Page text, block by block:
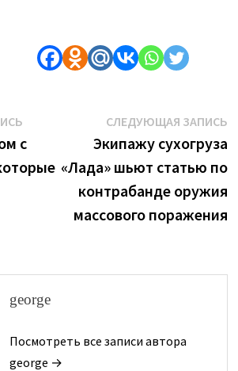
Предыдущая
запись:
с
СЛЕДУЮЩАЯ ЗАПИСЬ
Экипажу сухогруза
«Лада» шьют статью по
контрабанде оружия
массового поражения
george
Посмотреть все записи автора
george →